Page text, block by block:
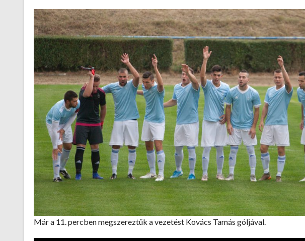
Már a 11. percben megszereztük a vezetést Kovács Tamás góljával.